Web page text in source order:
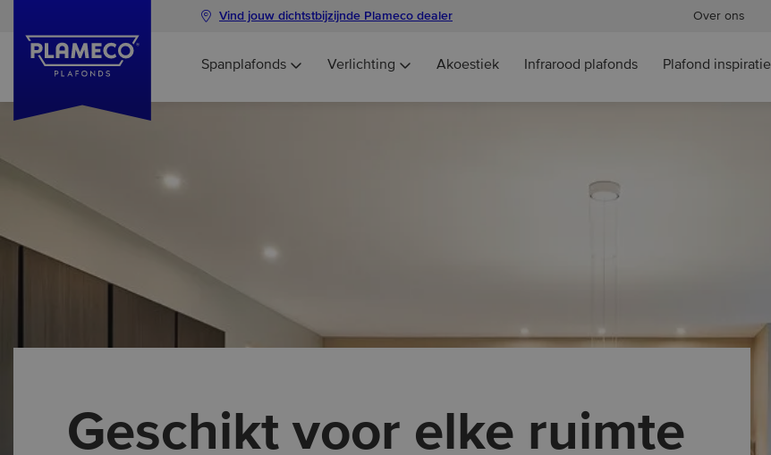
Vind jouw dichtstbijzijnde Plameco dealer Over ons
Spanplafonds Verlichting Akoestiek Infrarood plafonds Plafond inspiratie
Geschikt voor elke ruimte